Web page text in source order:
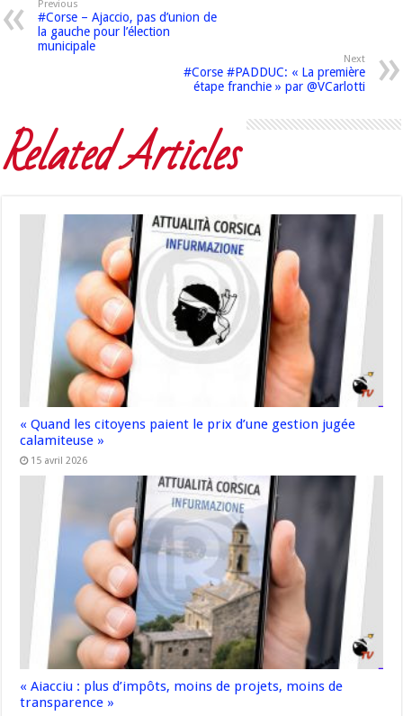
Previous
#Corse – Ajaccio, pas d’union de
la gauche pour l’élection
municipale
Next
#Corse #PADDUC: « La première
étape franchie » par @VCarlotti
Related Articles
« Quand les citoyens paient le prix d’une gestion jugée
calamiteuse »
15 avril 2026
« Aiacciu : plus d’impôts, moins de projets, moins de
transparence »